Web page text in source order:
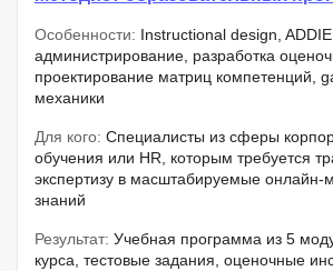
Особенности: Instructional design,
администрирование, разработка
проектирование матриц компетенций,
механики
Для кого: Специалисты из сферы
обучения или HR, которым требуется
экспертизу в масштабируемые онлайн-
знаний
Результат: Учебная программа из 5
курса, тестовые задания, оценочные